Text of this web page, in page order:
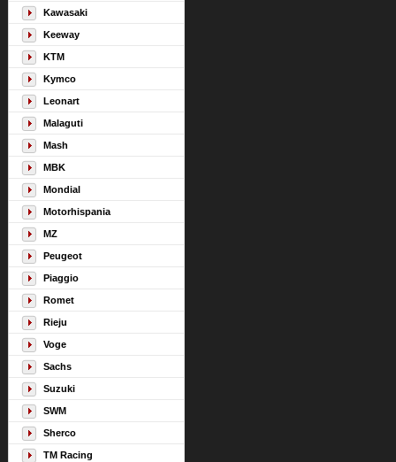
Kawasaki
Keeway
KTM
Kymco
Leonart
Malaguti
Mash
MBK
Mondial
Motorhispania
MZ
Peugeot
Piaggio
Romet
Rieju
Voge
Sachs
Suzuki
SWM
Sherco
TM Racing